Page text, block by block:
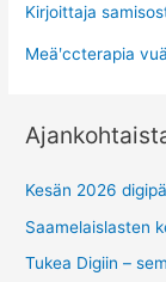
Kirjoittaja
Meäʹccterapia
Kesän 2026
Saamelaislasten
Tukea Digiin –